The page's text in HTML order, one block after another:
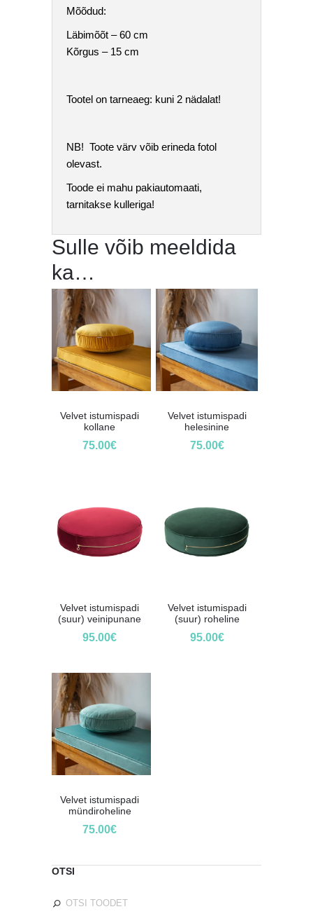
Mõõdud:
Läbimõõt – 60 cm
Kõrgus – 15 cm
Tootel on tarneaeg: kuni 2 nädalat!
NB! Toote värv võib erineda fotol
olevast.
Toode ei mahu pakiautomaati,
tarnitakse kulleriga!
Sulle võib meeldida
ka…
Velvet istumispadi
kollane
75.00€
Velvet istumispadi
helesinine
75.00€
Velvet istumispadi
(suur) veinipunane
95.00€
Velvet istumispadi
(suur) roheline
95.00€
Velvet istumispadi
mündiroheline
75.00€
OTSI